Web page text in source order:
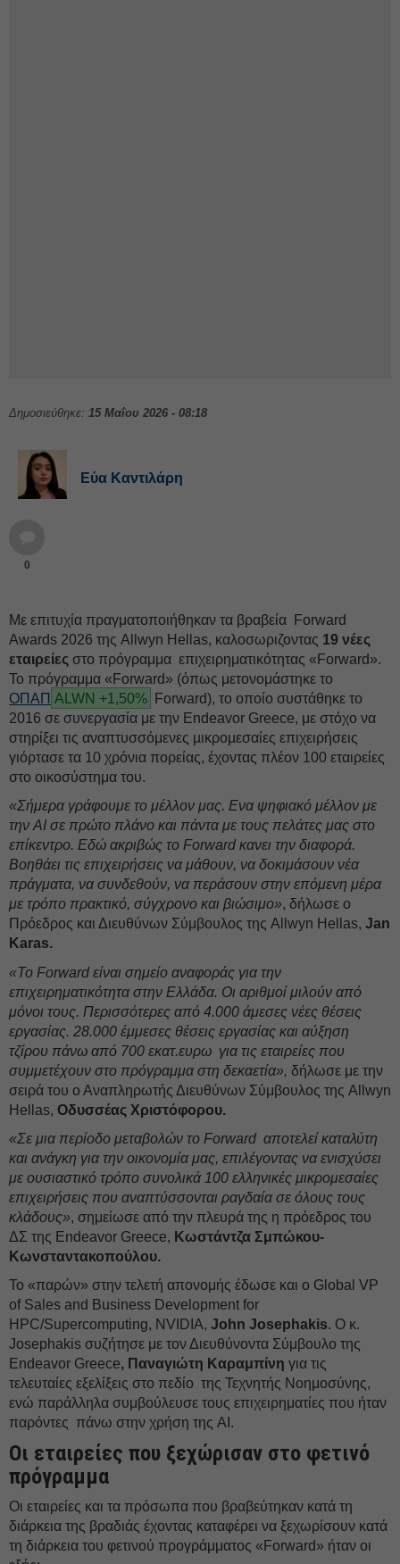
Δημοσιεύθηκε: 15 Μαΐου 2026 - 08:18
Εύα Καντιλάρη
0
Με επιτυχία πραγματοποιήθηκαν τα βραβεία Forward
Awards 2026 της Allwyn Hellas, καλοσωριζοντας 19 νέες
εταιρείες στο πρόγραμμα επιχειρηματικότητας «Forward».
Το πρόγραμμα «Forward» (όπως μετονομάστηκε το
ΟΠΑΠ ALWN +1,50%
Forward), το οποίο συστάθηκε το
2016 σε συνεργασία με την Endeavor Greece, με στόχο να
στηρίξει τις αναπτυσσόμενες µικροµεσαίες επιχειρήσεις
γιόρτασε τα 10 χρόνια πορείας, έχοντας πλέον 100 εταιρείες
στο οικοσύστημα του.
«Σήμερα γράφουμε το μέλλον μας. Ενα ψηφιακό μέλλον με
την AI σε πρώτο πλάνο και πάντα με τους πελάτες μας στο
επίκεντρο. Εδώ ακριβώς το Forward κανει την διαφορά.
Βοηθάει τις επιχειρήσεις να μάθουν, να δοκιμάσουν νέα
πράγματα, να συνδεθούν, να περάσουν στην επόμενη μέρα
με τρόπο πρακτικό, σύγχρονο και βιώσιμο», δήλωσε ο
Πρόεδρος και Διευθύνων Σύμβουλος της Allwyn Hellas, Jan
Karas.
«Το Forward είναι σημείο αναφοράς για την
επιχειρηματικότητα στην Ελλάδα. Οι αριθμοί μιλούν από
μόνοι τους. Περισσότερες από 4.000 άμεσες νέες θέσεις
εργασίας. 28.000 έμμεσες θέσεις εργασίας και αύξηση
τζίρου πάνω από 700 εκατ.ευρω για τις εταιρείες που
συμμετέχουν στο πρόγραμμα στη δεκαετία», δήλωσε με την
σειρά του ο Αναπληρωτής Διευθύνων Σύμβουλος της Allwyn
Hellas, Οδυσσέας Χριστόφορου.
«Σε μια περίοδο μεταβολών το Forward αποτελεί καταλύτη
και ανάγκη για την οικονομία μας, επιλέγοντας να ενισχύσει
με ουσιαστικό τρόπο συνολικά 100 ελληνικές μικρομεσαίες
επιχειρήσεις που αναπτύσσονται ραγδαία σε όλους τους
κλάδους», σημείωσε από την πλευρά της η πρόεδρος του
ΔΣ της Endeavor Greece, Κωστάντζα Σμπώκου-
Κωνσταντακοπούλου.
Το «παρών» στην τελετή απονομής έδωσε και ο Global VP
of Sales and Business Development for
HPC/Supercomputing, NVIDIA, John Josephakis. O κ.
Josephakis συζήτησε με τον Διευθύνοντα Σύμβουλο της
Endeavor Greece, Παναγιώτη Καραμπίνη για τις
τελευταίες εξελίξεις στο πεδίο της Τεχνητής Νοημοσύνης,
ενώ παράλληλα συμβούλευσε τους επιχειρηματίες που ήταν
παρόντες πάνω στην χρήση της AI.
Οι εταιρείες που ξεχώρισαν στο φετινό
πρόγραμμα
Οι εταιρείες και τα πρόσωπα που βραβεύτηκαν κατά τη
διάρκεια της βραδιάς έχοντας καταφέρει να ξεχωρίσουν κατά
τη διάρκεια του φετινού προγράμματος «Forward» ήταν οι